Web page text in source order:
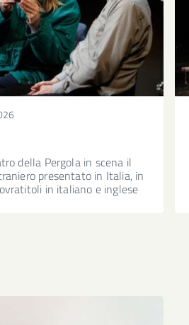
della Pergola in scena il
presentato in Italia, in
in italiano e inglese